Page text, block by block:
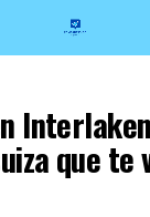
que te